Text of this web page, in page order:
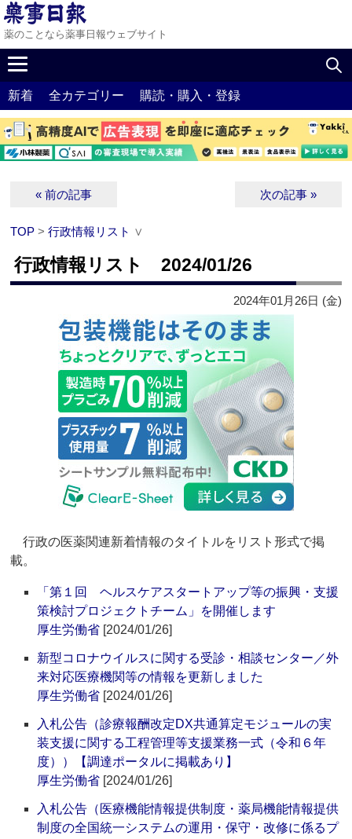
薬のことなら薬事日報ウェブサイト
新着 全カテゴリー 購読・購入・登録
« 前の記事 次の記事 »
TOP >行政情報リスト ∨
行政情報リスト 2024/01/26
2024年01月26日 (金)
行政の医薬関連新着情報のタイトルをリスト形式で掲
載。
「第１回 ヘルスケアスタートアップ等の振興・支援
策検討プロジェクトチーム」を開催します
厚生労働省 [2024/01/26]
新型コロナウイルスに関する受診・相談センター／外
来対応医療機関等の情報を更新しました
厚生労働省 [2024/01/26]
入札公告（診療報酬改定DX共通算定モジュールの実
装支援に関する工程管理等支援業務一式（令和６年
度））【調達ポータルに掲載あり】
厚生労働省 [2024/01/26]
入札公告（医療機能情報提供制度・薬局機能情報提供
制度の全国統一システムの運用・保守・改修に係るプ